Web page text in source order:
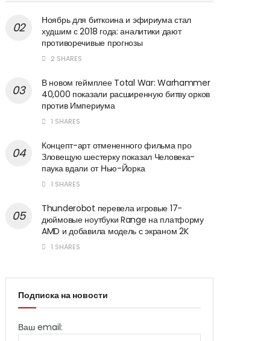
Ноябрь для биткоина и эфириума стал
худшим с 2018 года: аналитики дают
противоречивые прогнозы
2 SHARES
В новом геймплее Total War: Warhammer
40,000 показали расширенную битву орков
против Империума
1 SHARES
Концепт-арт отмененного фильма про
Зловещую шестерку показал Человека-
паука вдали от Нью-Йорка
1 SHARES
Thunderobot перевела игровые 17-
дюймовые ноутбуки Range на платформу
AMD и добавила модель с экраном 2K
1 SHARES
Подписка на новости
Ваш email: